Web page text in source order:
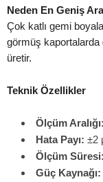
Neden En Geniş
Çok katlı gemi
görmüş kaportalarda
üretir.
Teknik Özellikler
Ölçüm Aralığı:
Hata Payı: ±2
Ölçüm Süresi:
Güç Kaynağı: